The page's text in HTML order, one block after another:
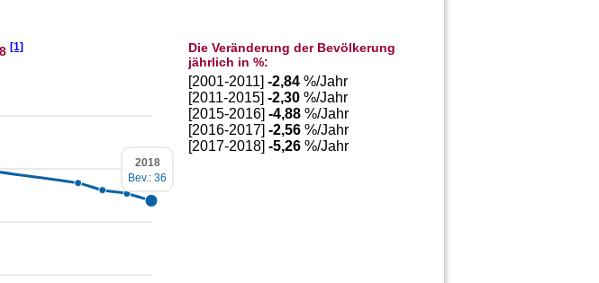
[1]
2018
Bev.: 36
Die Veränderung der Bevölkerung
jährlich in %:
[2001-2011]-2,84 %/Jahr
[2011-2015]-2,30 %/Jahr
[2015-2016]-4,88 %/Jahr
[2016-2017]-2,56 %/Jahr
[2017-2018]-5,26 %/Jahr